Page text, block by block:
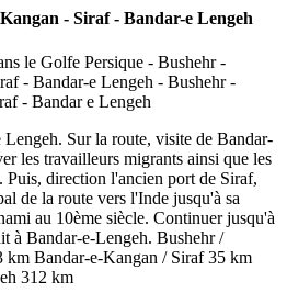
- Siraf - Bandar-e Lengeh
Sur la route, visite de Bandar-
les travailleurs migrants ainsi que les
Puis, direction l'ancien port de Siraf,
de la route vers l'Inde jusqu'à sa
au 10ème siècle. Continuer jusqu'à
à Bandar-e-Lengeh. Bushehr /
km Bandar-e-Kangan / Siraf 35 km
312 km